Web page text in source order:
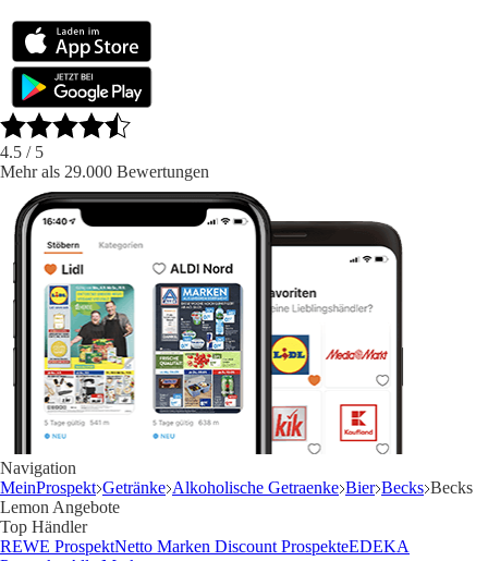
4.5 / 5
Mehr als 29.000 Bewertungen
Navigation
MeinProspekt Getränke Alkoholische Getraenke Bier Becks Becks
Lemon Angebote
Top Händler
REWE ProspektNetto Marken Discount ProspekteEDEKA